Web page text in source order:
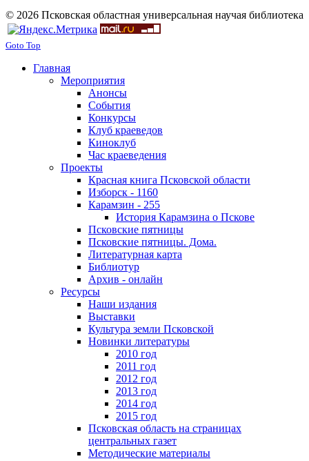
© 2026 Псковская областная универсальная научая библиотека
Goto Top
Главная
Мероприятия
Анонсы
События
Конкурсы
Клуб краеведов
Киноклуб
Час краеведения
Проекты
Красная книга Псковской области
Изборск - 1160
Карамзин - 255
История Карамзина о Пскове
Псковские пятницы
Псковские пятницы. Дома.
Литературная карта
Библиотур
Архив - онлайн
Ресурсы
Наши издания
Выставки
Культура земли Псковской
Новинки литературы
2010 год
2011 год
2012 год
2013 год
2014 год
2015 год
Псковская область на страницах
центральных газет
Методические материалы